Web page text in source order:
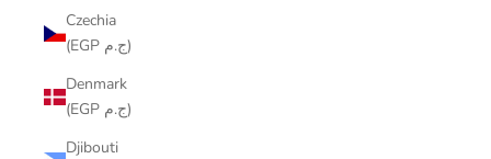
Czechia
(EGP ج.م)
Denmark
(EGP ج.م)
Djibouti